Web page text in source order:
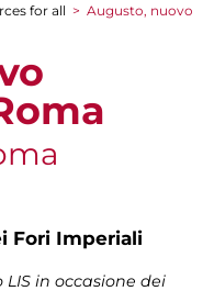
for all > Augusto, nuovo
Fori Imperiali
in occasione dei